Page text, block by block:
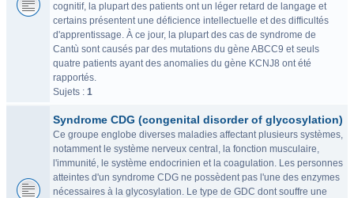
cognitif, la plupart des patients ont un léger retard de langage et
certains présentent une déficience intellectuelle et des difficultés
d'apprentissage. À ce jour, la plupart des cas de syndrome de
Cantù sont causés par des mutations du gène ABCC9 et seuls
quatre patients ayant des anomalies du gène KCNJ8 ont été
rapportés.
Sujets : 1
Syndrome CDG (congenital disorder of glycosylation)
Ce groupe englobe diverses maladies affectant plusieurs systèmes,
notamment le système nerveux central, la fonction musculaire,
l'immunité, le système endocrinien et la coagulation. Les personnes
atteintes d'un syndrome CDG ne possèdent pas l'une des enzymes
nécessaires à la glycosylation. Le type de GDC dont souffre une